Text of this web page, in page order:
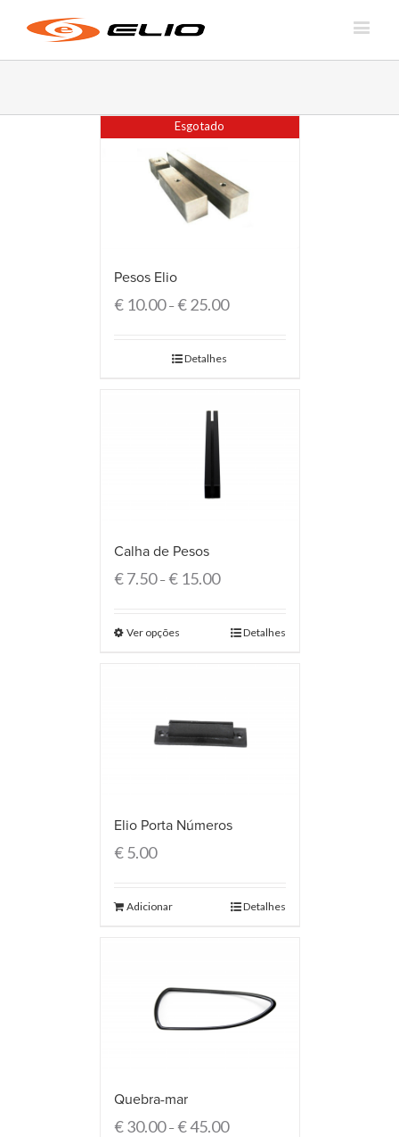
Esgotado
Pesos Elio
€10.00–€25.00
Detalhes
Calha de Pesos
€7.50–€15.00
Ver opções Detalhes
Elio Porta Números
€5.00
Adicionar Detalhes
Quebra-mar
€30.00–€45.00